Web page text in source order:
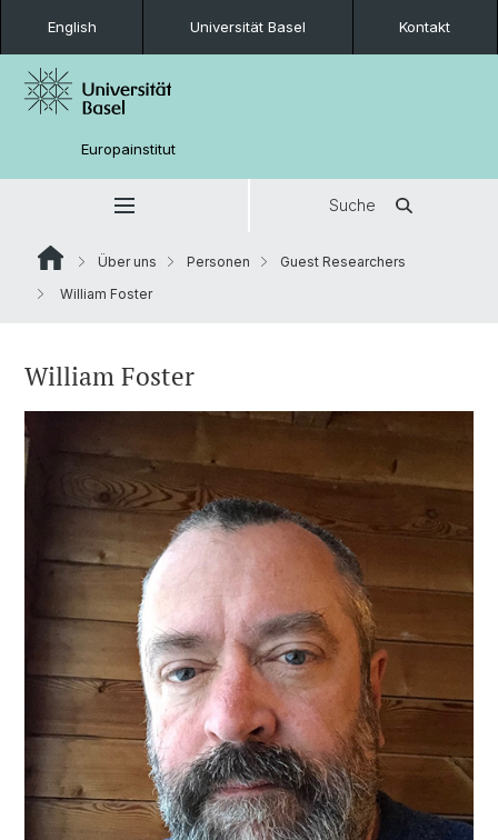
English Universität Basel Kontakt
Europainstitut
Suche
Über uns Personen
Guest Researchers
William Foster
William Foster